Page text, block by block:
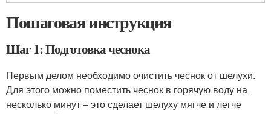
Пошаговая инструкция
Шаг 1: Подготовка чеснока
Первым делом необходимо очистить чеснок от шелухи.
Для этого можно поместить чеснок в горячую воду на
несколько минут – это сделает шелуху мягче и легче